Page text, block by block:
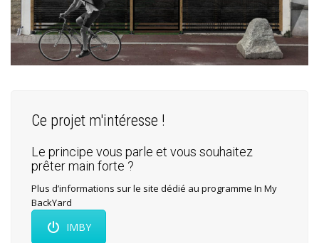
Ce projet m'intéresse !
Le principe vous parle et vous souhaitez
prêter main forte ?
Plus d’informations sur le site dédié au programme In My
BackYard
IMBY